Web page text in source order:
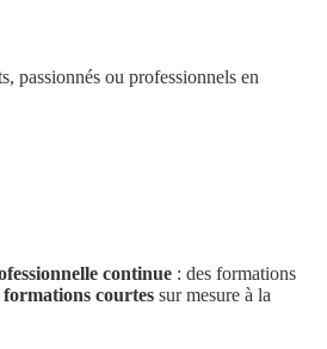
passionnés ou professionnels en
continue : des formations
formations courtes sur mesure à la